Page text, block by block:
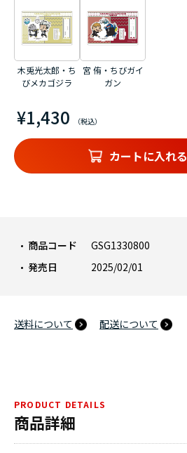
¥1,430
商品コード
GSG1330800
発売日
2025/02/01
送料について 配送について
木兎光太郎・ち
びメカゴジラ
宮 侑・ちびガイ
ガン
カートに入れる
PRODUCT DETAILS
商品詳細